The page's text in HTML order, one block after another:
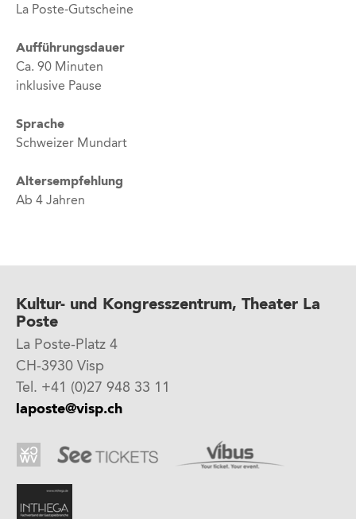
La Poste-Gutscheine
Aufführungsdauer
Ca. 90 Minuten
inklusive Pause
Sprache
Schweizer Mundart
Altersempfehlung
Ab 4 Jahren
Kultur- und Kongresszentrum, Theater La
Poste
La Poste-Platz 4
CH-3930 Visp
Tel. +41 (0)27 948 33 11
laposte@visp.ch